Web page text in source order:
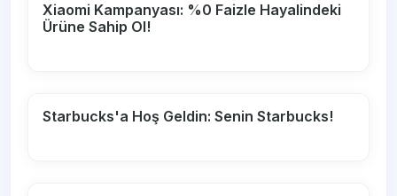
Xiaomi Kampanyası: %0 Faizle Hayalindeki
Ürüne Sahip Ol!
Starbucks'a Hoş Geldin: Senin Starbucks!